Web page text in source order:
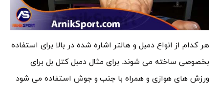
هر کدام از انواع دمبل و هالتر اشاره شده در بالا برای استفاده
بخصوصی ساخته می شوند. برای مثال دمبل کتل بل برای
ورزش های هوازی و همراه با جنب و جوش استفاده می شود